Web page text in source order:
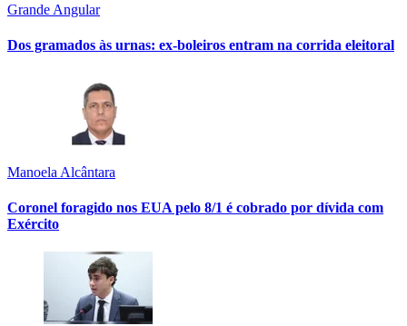
Grande Angular
Dos gramados às urnas: ex-boleiros entram na corrida eleitoral
Manoela Alcântara
Coronel foragido nos EUA pelo 8/1 é cobrado por dívida com
Exército